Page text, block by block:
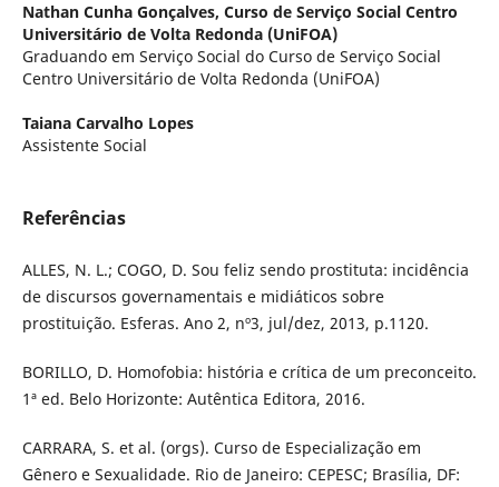
Nathan Cunha Gonçalves, Curso de Serviço Social Centro
Universitário de Volta Redonda (UniFOA)
Graduando em Serviço Social do Curso de Serviço Social
Centro Universitário de Volta Redonda (UniFOA)
Taiana Carvalho Lopes
Assistente Social
Referências
ALLES, N. L.; COGO, D. Sou feliz sendo prostituta: incidência
de discursos governamentais e midiáticos sobre
prostituição. Esferas. Ano 2, nº3, jul/dez, 2013, p.1120.
BORILLO, D. Homofobia: história e crítica de um preconceito.
1ª ed. Belo Horizonte: Autêntica Editora, 2016.
CARRARA, S. et al. (orgs). Curso de Especialização em
Gênero e Sexualidade. Rio de Janeiro: CEPESC; Brasília, DF: